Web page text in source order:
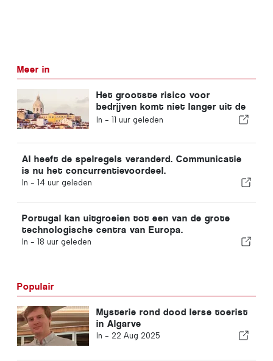
Meer in
Het grootste risico voor
bedrijven komt niet langer uit de
economie!
In - 11 uur geleden
AI heeft de spelregels veranderd. Communicatie
is nu het concurrentievoordeel.
In - 14 uur geleden
Portugal kan uitgroeien tot een van de grote
technologische centra van Europa.
In - 18 uur geleden
Populair
Mysterie rond dood Ierse toerist
in Algarve
In - 22 Aug 2025